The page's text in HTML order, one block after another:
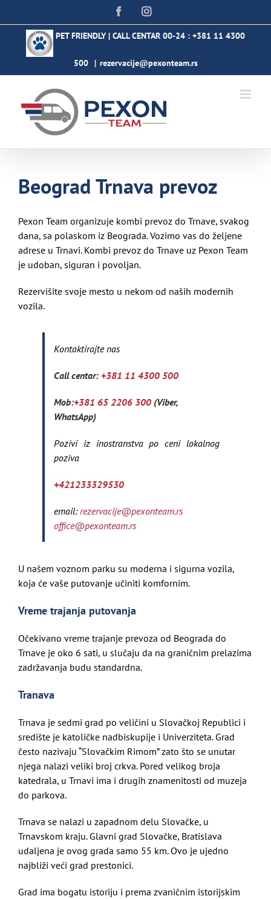
to
content
FacebookInstagram
PET FRIENDLY | CALL CENTAR 00-24 : +381 11 4300
500 | rezervacije@pexonteam.rs
Beograd Trnava prevoz
Pexon Team organizuje kombi prevoz do Trnave, svakog
dana, sa polaskom iz Beograda. Vozimo vas do željene
adrese u Trnavi. Kombi prevoz do Trnave uz Pexon Team
je udoban, siguran i povoljan.
Rezervišite svoje mesto u nekom od naših modernih
vozila.
Kontaktirajte nas
Call centar: +381 11 4300 500
Mob:+381 65 2206 300 (Viber,
WhatsApp)
Pozivi iz inostranstva po ceni lokalnog
poziva
+421233329530
email:rezervacije@pexonteam.rs
office@pexonteam.rs
U našem voznom parku su moderna i sigurna vozila,
koja će vaše putovanje učiniti komfornim.
Vreme trajanja putovanja
Očekivano vreme trajanje prevoza od Beograda do
Trnave je oko 6 sati, u slučaju da na graničnim prelazima
zadržavanja budu standardna.
Tranava
Trnava je sedmi grad po veličini u Slovačkoj Republici i
središte je katoličke nadbiskupije i Univerziteta. Grad
često nazivaju “Slovačkim Rimom” zato što se unutar
njega nalazi veliki broj crkva. Pored velikog broja
katedrala, u Trnavi ima i drugih znamenitosti od muzeja
do parkova.
Trnava se nalazi u zapadnom delu Slovačke, u
Trnavskom kraju. Glavni grad Slovačke, Bratislava
udaljena je ovog grada samo 55 km. Ovo je ujedno
najbliži veći grad prestonici.
Grad ima bogatu istoriju i prema zvaničnim istorijskim